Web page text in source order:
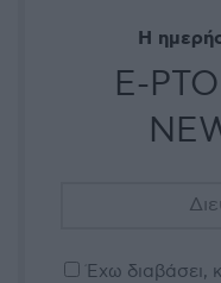
Η
E-
Έχω διαβάσει,